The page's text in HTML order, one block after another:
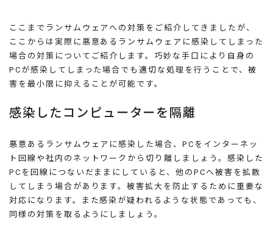
ここまでランサムウェアへの対策をご紹介してきましたが、
ここからは実際に悪意あるランサムウェアに感染してしまった
場合の対策についてご紹介します。巧妙な手口により自身の
PCが感染してしまった場合でも適切な処理を行うことで、被
害を最小限に抑えることが可能です。
感染したコンピューターを隔離
悪意あるランサムウェアに感染した場合、PCをインターネッ
ト回線や社内のネットワークから切り離しましょう。感染した
PCを回線につないだままにしていると、他のPCへ被害を拡散
してしまう場合があります。被害拡大を防止するために重要な
対応になります。また感染が疑われるような状態であっても、
同様の対策を取るようにしましょう。